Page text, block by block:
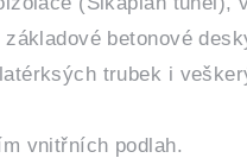
betonové
trubek i
vnitřních podlah.